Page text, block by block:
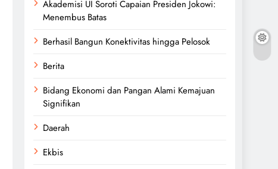
Akademisi UI Soroti Capaian Presiden Jokowi:
Menembus Batas
Berhasil Bangun Konektivitas hingga Pelosok
Berita
Bidang Ekonomi dan Pangan Alami Kemajuan
Signifikan
Daerah
Ekbis